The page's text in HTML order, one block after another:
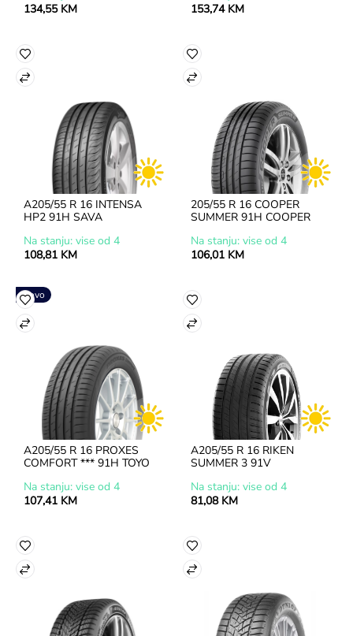
134,55 KM
153,74 KM
A205/55 R 16 INTENSA
HP2 91H SAVA
Na stanju: vise od 4
108,81 KM
205/55 R 16 COOPER
SUMMER 91H COOPER
Na stanju: vise od 4
106,01 KM
Novo
A205/55 R 16 PROXES
COMFORT *** 91H TOYO
Na stanju: vise od 4
107,41 KM
A205/55 R 16 RIKEN
SUMMER 3 91V
Na stanju: vise od 4
81,08 KM